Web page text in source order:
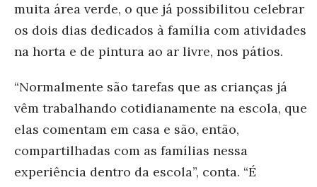
muita área verde, o que já possibilitou celebrar
os dois dias dedicados à família com atividades
na horta e de pintura ao ar livre, nos pátios.
“Normalmente são tarefas que as crianças já
vêm trabalhando cotidianamente na escola, que
elas comentam em casa e são, então,
compartilhadas com as famílias nessa
experiência dentro da escola”, conta. “É